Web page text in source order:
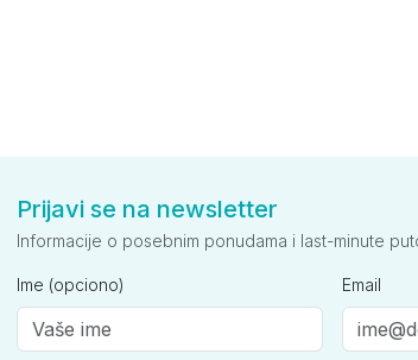
Prijavi se na newsletter
Informacije o posebnim ponudama i last-minute
Ime (opciono) Email